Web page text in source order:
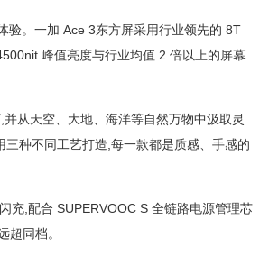
验。一加 Ace 3东方屏采用行业领先的 8T
峰值亮度与行业均值 2 倍以上的屏幕
从天空、大地、海洋等自然万物中汲取灵
种不同工艺打造,每一款都是质感、手感的
充,配合 SUPERVOOC S 全链路电源管理芯
超同档。